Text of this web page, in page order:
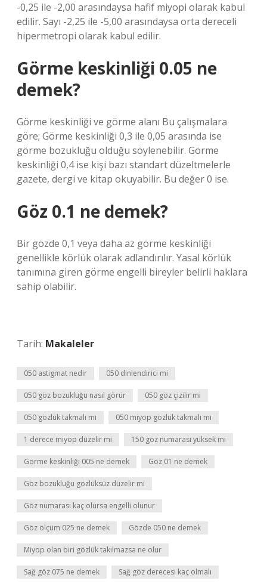
-0,25 ile -2,00 arasındaysa hafif miyopi olarak kabul
edilir. Sayı -2,25 ile -5,00 arasındaysa orta dereceli
hipermetropi olarak kabul edilir.
Görme keskinliği 0.05 ne
demek?
Görme keskinliği ve görme alanı Bu çalışmalara
göre; Görme keskinliği 0,3 ile 0,05 arasında ise
görme bozukluğu olduğu söylenebilir. Görme
keskinliği 0,4 ise kişi bazı standart düzeltmelerle
gazete, dergi ve kitap okuyabilir. Bu değer 0 ise.
Göz 0.1 ne demek?
Bir gözde 0,1 veya daha az görme keskinliği
genellikle körlük olarak adlandırılır. Yasal körlük
tanımına giren görme engelli bireyler belirli haklara
sahip olabilir.
Tarih: Makaleler
050 astigmat nedir 050 dinlendirici mi
050 göz bozukluğu nasıl görür 050 göz çizilir mi
050 gözlük takmalı mı 050 miyop gözlük takmalı mı
1 derece miyop düzelir mi 150 göz numarası yüksek mi
Görme keskinliği 005 ne demek Göz 01 ne demek
Göz bozukluğu gözlüksüz düzelir mi
Göz numarası kaç olursa engelli olunur
Göz ölçüm 025 ne demek Gözde 050 ne demek
Miyop olan biri gözlük takılmazsa ne olur
Sağ göz 075 ne demek Sağ göz derecesi kaç olmalı